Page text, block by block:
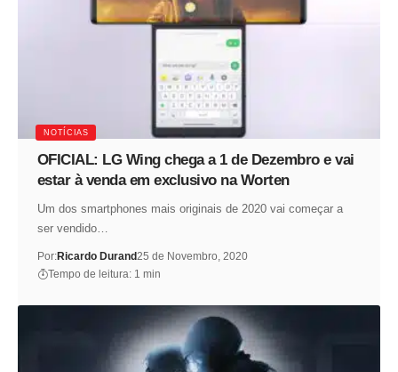
NOTÍCIAS
OFICIAL: LG Wing chega a 1 de Dezembro e vai
estar à venda em exclusivo na Worten
Um dos smartphones mais originais de 2020 vai começar a
ser vendido…
Por:Ricardo Durand25 de Novembro, 2020
Tempo de leitura: 1 min